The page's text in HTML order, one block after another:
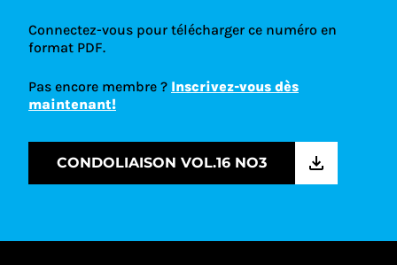
Connectez-vous pour télécharger ce numéro en
format PDF.
Pas encore membre ? Inscrivez-vous dès
maintenant!
CONDOLIAISON VOL.16 NO3